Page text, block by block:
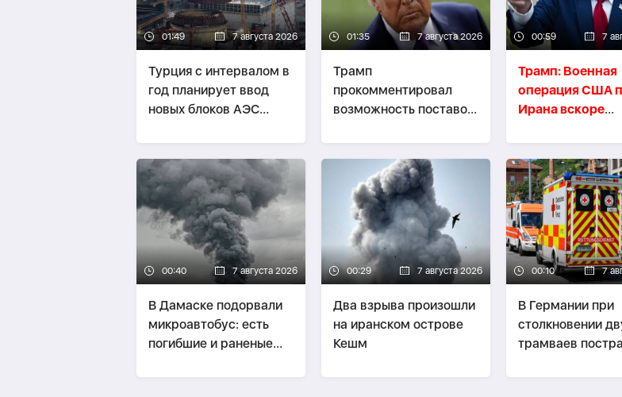
01:49 7 августа 2026
Турция с интервалом в
год планирует ввод
новых блоков АЭС
01:35 7 августа 2026
Трамп
прокомментировал
возможность поставок
Украине
00:59 7
Трамп: Военная
операция США
Ирана вскоре
00:40 7 августа 2026
В Дамаске подорвали
микроавтобус: есть
погибшие и раненые
00:29 7 августа 2026
Два взрыва произошли
на иранском острове
Кешм
00:10 7
В Германии при
столкновении
трамваев